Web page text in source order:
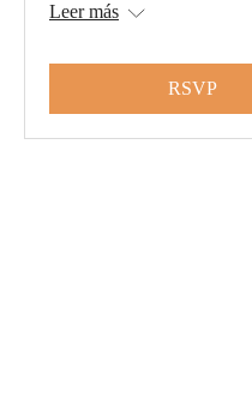
Leer más
RSVP